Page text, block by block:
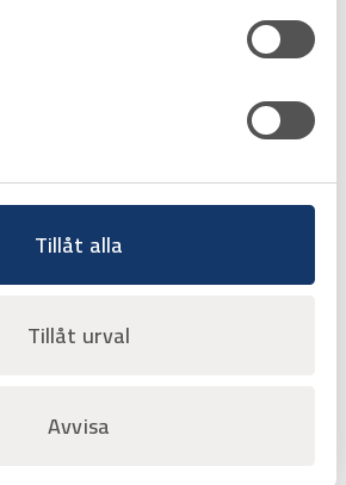
Tillåt alla
Tillåt urval
Avvisa